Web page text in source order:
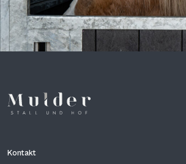
Kontakt